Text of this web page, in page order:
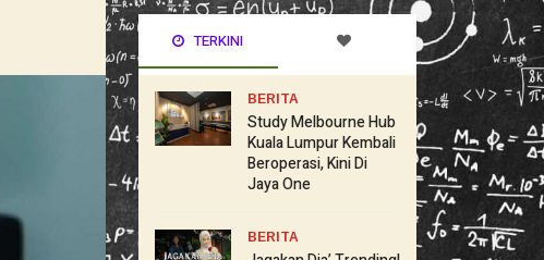
TERKINI
BERITA
Study Melbourne Hub
Kuala Lumpur Kembali
Beroperasi, Kini Di
Jaya One
BERITA